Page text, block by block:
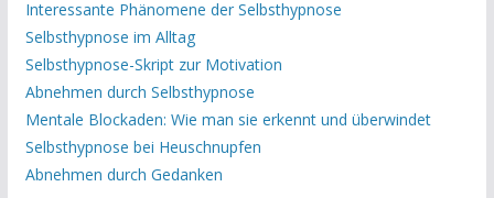
Interessante Phänomene der Selbsthypnose
Selbsthypnose im Alltag
Selbsthypnose-Skript zur Motivation
Abnehmen durch Selbsthypnose
Mentale Blockaden: Wie man sie erkennt und überwindet
Selbsthypnose bei Heuschnupfen
Abnehmen durch Gedanken